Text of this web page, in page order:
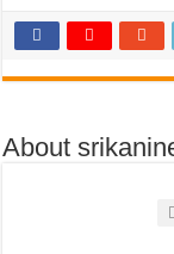
About